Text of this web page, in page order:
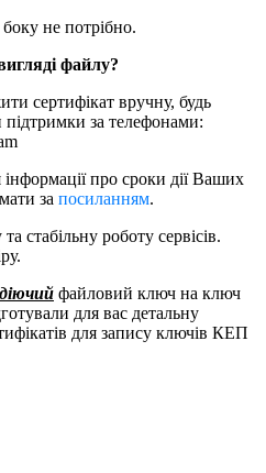
не потрібно.
файлу?
сертифікат вручну, будь
підтримки за телефонами:
про сроки дії Ваших
за посиланням.
стабільну роботу сервісів.
діючий файловий ключ на ключ
для вас детальну
для запису ключів КЕП